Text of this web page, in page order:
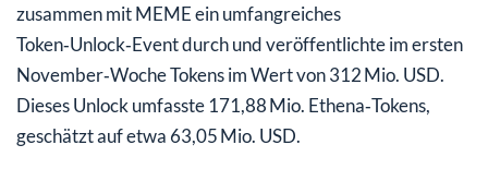
zusammen mit MEME ein umfangreiches
Token‑Unlock‑Event durch und veröffentlichte im ersten
November‑Woche Tokens im Wert von 312 Mio. USD.
Dieses Unlock umfasste 171,88 Mio. Ethena‑Tokens,
geschätzt auf etwa 63,05 Mio. USD.